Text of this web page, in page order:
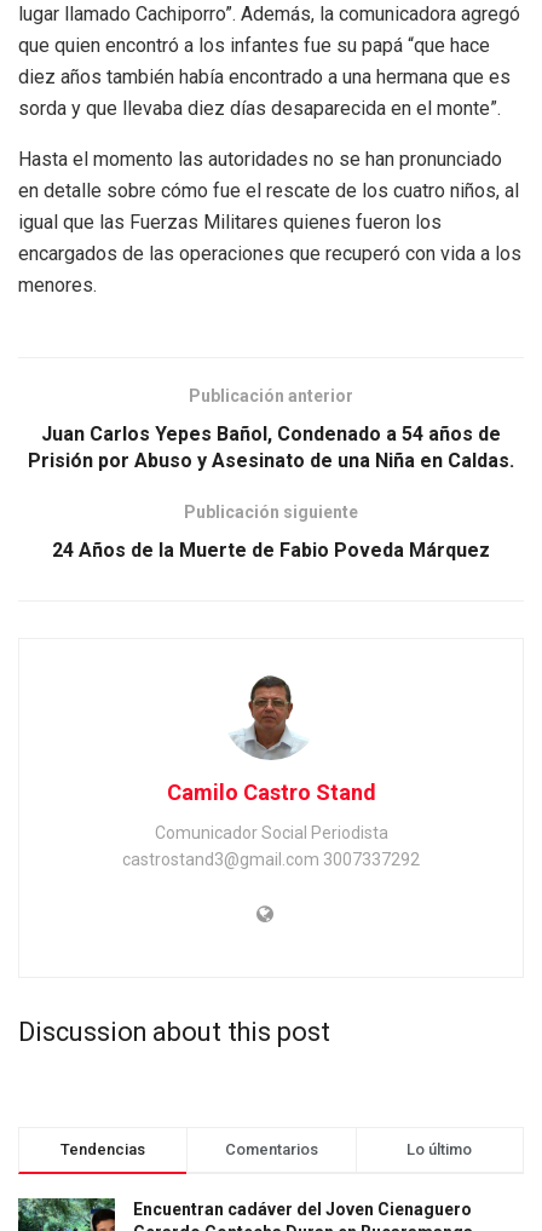
lugar llamado Cachiporro”. Además, la comunicadora agregó
que quien encontró a los infantes fue su papá “que hace
diez años también había encontrado a una hermana que es
sorda y que llevaba diez días desaparecida en el monte”.
Hasta el momento las autoridades no se han pronunciado
en detalle sobre cómo fue el rescate de los cuatro niños, al
igual que las Fuerzas Militares quienes fueron los
encargados de las operaciones que recuperó con vida a los
menores.
Publicación anterior
Juan Carlos Yepes Bañol, Condenado a 54 años de
Prisión por Abuso y Asesinato de una Niña en Caldas.
Publicación siguiente
24 Años de la Muerte de Fabio Poveda Márquez
Camilo Castro Stand
Comunicador Social Periodista
castrostand3@gmail.com 3007337292
Discussion about this post
Tendencias Comentarios Lo último
Encuentran cadáver del Joven Cienaguero